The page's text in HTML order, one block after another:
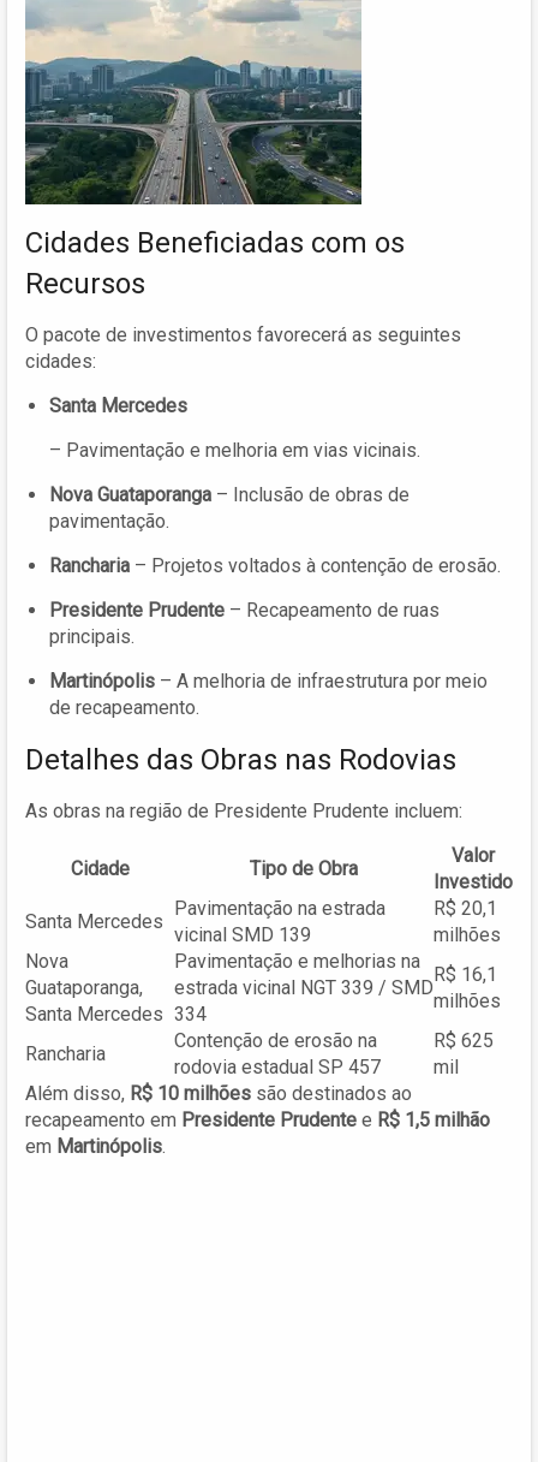
Cidades Beneficiadas com os
Recursos
O pacote de investimentos favorecerá as seguintes
cidades:
Santa Mercedes
– Pavimentação e melhoria em vias vicinais.
Nova Guataporanga – Inclusão de obras de
pavimentação.
Rancharia – Projetos voltados à contenção de erosão.
Presidente Prudente – Recapeamento de ruas
principais.
Martinópolis – A melhoria de infraestrutura por meio
de recapeamento.
Detalhes das Obras nas Rodovias
As obras na região de Presidente Prudente incluem:
Cidade Tipo de Obra
Valor
Investido
Santa Mercedes
Pavimentação na estrada
vicinal SMD 139
R$ 20,1
milhões
Nova
Guataporanga,
Santa Mercedes
Pavimentação e melhorias na
estrada vicinal NGT 339 / SMD
334
R$ 16,1
milhões
Rancharia
Contenção de erosão na
rodovia estadual SP 457
R$ 625
mil
Além disso, R$ 10 milhões são destinados ao
recapeamento em Presidente Prudente e R$ 1,5 milhão
em Martinópolis.